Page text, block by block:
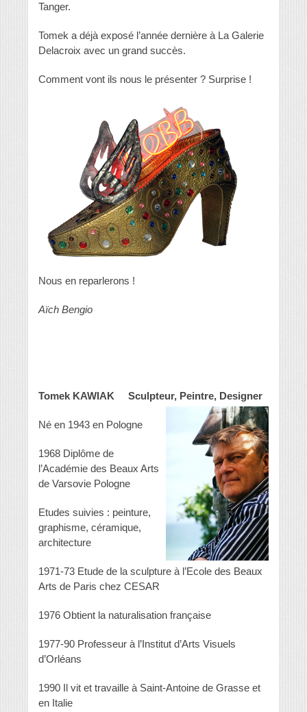
Tanger.
Tomek a déjà exposé l’année dernière à La Galerie
Delacroix avec un grand succès.
Comment vont ils nous le présenter ? Surprise !
Nous en reparlerons !
Aïch Bengio
Tomek KAWIAK Sculpteur, Peintre, Designer
Né en 1943 en Pologne
1968 Diplôme de
l’Académie des Beaux Arts
de Varsovie Pologne
Etudes suivies : peinture,
graphisme, céramique,
architecture
1971-73 Etude de la sculpture à l’Ecole des Beaux
Arts de Paris chez CESAR
1976 Obtient la naturalisation française
1977-90 Professeur à l’Institut d’Arts Visuels
d’Orléans
1990 Il vit et travaille à Saint-Antoine de Grasse et
en Italie